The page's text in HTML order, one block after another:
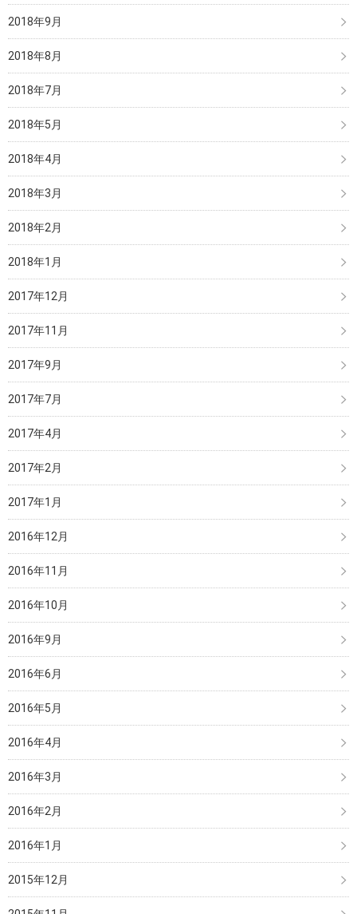
2018年9月
2018年8月
2018年7月
2018年5月
2018年4月
2018年3月
2018年2月
2018年1月
2017年12月
2017年11月
2017年9月
2017年7月
2017年4月
2017年2月
2017年1月
2016年12月
2016年11月
2016年10月
2016年9月
2016年6月
2016年5月
2016年4月
2016年3月
2016年2月
2016年1月
2015年12月